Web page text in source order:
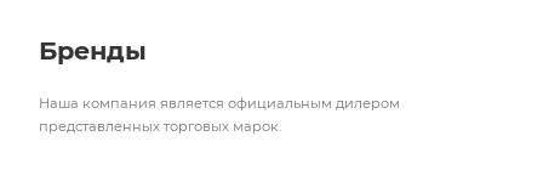
Бренды
Наша компания является официальным дилером
представленных торговых марок.